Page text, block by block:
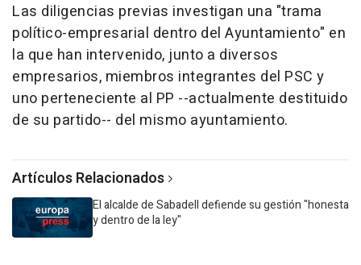
Las diligencias previas investigan una "trama
político-empresarial dentro del Ayuntamiento" en
la que han intervenido, junto a diversos
empresarios, miembros integrantes del PSC y
uno perteneciente al PP --actualmente destituido
de su partido-- del mismo ayuntamiento.
Artículos Relacionados
El alcalde de Sabadell defiende su gestión "honesta
y dentro de la ley"